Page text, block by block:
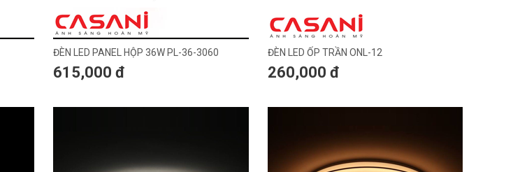
ĐÈN LED PANEL HỘP 36W PL-36-3060
615,000 đ
ĐÈN LED ỐP TRẦN ONL-12
260,000 đ